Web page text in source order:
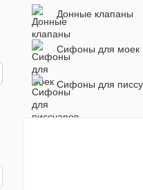
Донные клапаны
Сифоны для моек
Сифоны для